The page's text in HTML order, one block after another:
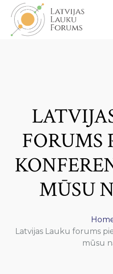
FORUMS
MŪSU
Latvijas Lauku forums
mūsu